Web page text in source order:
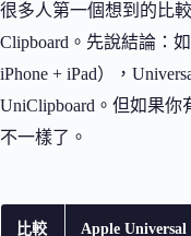
很多人第一個想到的比
Clipboard。先說結論：
iPhone + iPad），
UniClipboard。但如果
不一樣了。
比較 Apple Universal